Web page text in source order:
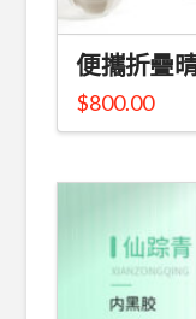
便攜折疊
$800.00